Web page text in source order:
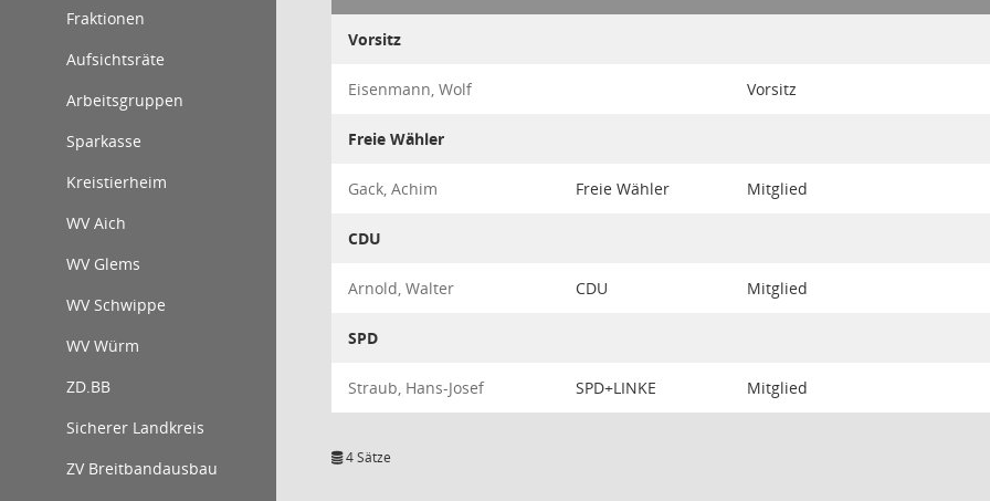
Fraktionen
Aufsichtsräte
Arbeitsgruppen
Sparkasse
Kreistierheim
WV Aich
WV Glems
WV Schwippe
WV Würm
ZD.BB
Sicherer Landkreis
ZV Breitbandausbau
Vorsitz
Eisenmann, Wolf Vorsitz
Freie Wähler
Gack, Achim Freie Wähler Mitglied
CDU
Arnold, Walter CDU Mitglied
SPD
Straub, Hans-Josef SPD+LINKE Mitglied
4 Sätze